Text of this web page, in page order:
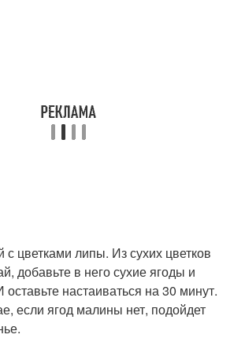
цветками липы. Из сухих цветков
добавьте в него сухие ягоды и
настаиваться на 30 минут.
если ягод малины нет, подойдет